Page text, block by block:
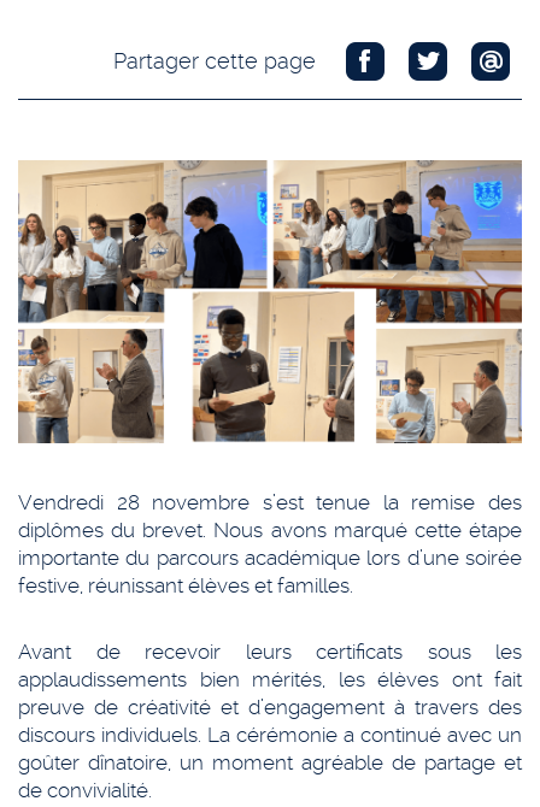
Partager cette page
Vendredi 28 novembre s’est tenue la remise des
diplômes du brevet. Nous avons marqué cette étape
importante du parcours académique lors d’une soirée
festive, réunissant élèves et familles.
Avant de recevoir leurs certificats sous les
applaudissements bien mérités, les élèves ont fait
preuve de créativité et d’engagement à travers des
discours individuels. La cérémonie a continué avec un
goûter dînatoire, un moment agréable de partage et
de convivialité.